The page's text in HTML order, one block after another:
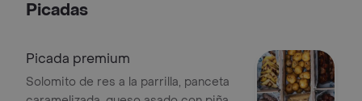
Mango Biche.
Picadas
Picada premium
Solomito de res a la parrilla, panceta